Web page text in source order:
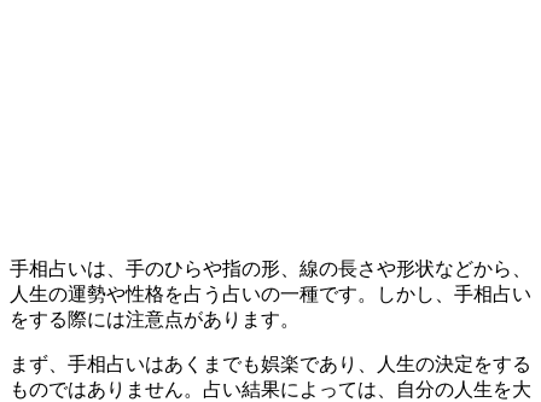
手相占いは、手のひらや指の形、線の長さや形状などから、
人生の運勢や性格を占う占いの一種です。しかし、手相占い
をする際には注意点があります。
まず、手相占いはあくまでも娯楽であり、人生の決定をする
ものではありません。占い結果によっては、自分の人生を大